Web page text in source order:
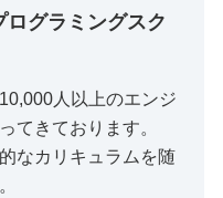
グラミングスク
人以上のエンジ
てきております。
なカリキュラムを随